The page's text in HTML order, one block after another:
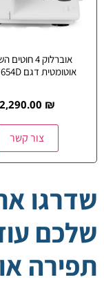
אוברלוק 4
אוטומטית דגם JUKI 654D
2,290.00 ₪
צור קשר
שדרגו
שלכם
תפירה